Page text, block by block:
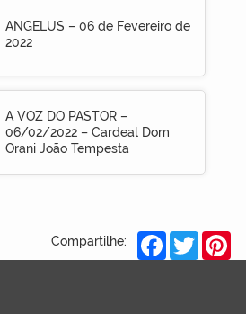
ANGELUS – 06 de Fevereiro de
2022
A VOZ DO PASTOR –
06/02/2022 – Cardeal Dom
Orani João Tempesta
Compartilhe: Facebook
Twitter